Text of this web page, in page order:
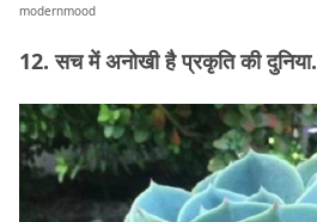
modernmood
12. सच में अनोखी है प्रकृति की दुनिया.